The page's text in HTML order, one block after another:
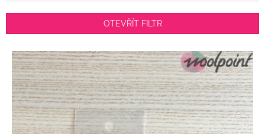
r
o
d
u
ů
OTEVŘÍT FILTR
V
p
p